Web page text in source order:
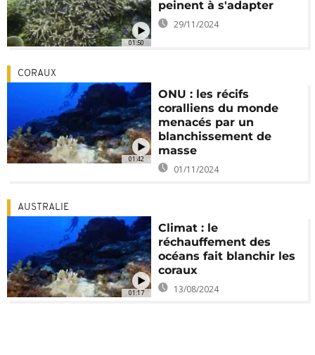
01:50
peinent à s'adapter
29/11/2024
01:42
CORAUX
ONU : les récifs
coralliens du monde
menacés par un
blanchissement de
masse
01/11/2024
01:17
AUSTRALIE
Climat : le
réchauffement des
océans fait blanchir les
coraux
13/08/2024